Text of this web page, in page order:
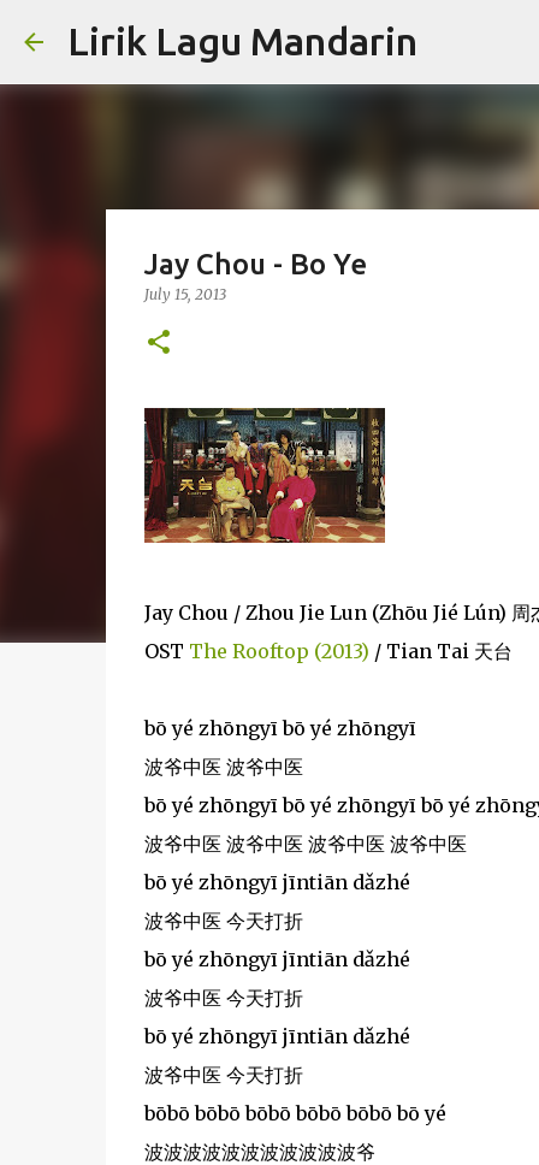
Lirik Lagu Mandarin
Jay Chou - Bo Ye
July 15, 2013
Jay Chou / Zhou Jie Lun (Zhōu Jié Lún) 周
OST The Rooftop (2013) / Tian Tai 天台
bō yé zhōngyī bō yé zhōngyī
波爷中医 波爷中医
bō yé zhōngyī bō yé zhōngyī bō yé
波爷中医 波爷中医 波爷中医 波爷中医
bō yé zhōngyī jīntiān dǎzhé
波爷中医 今天打折
bō yé zhōngyī jīntiān dǎzhé
波爷中医 今天打折
bō yé zhōngyī jīntiān dǎzhé
波爷中医 今天打折
bōbō bōbō bōbō bōbō bōbō bō yé
波波波波波波波波波波波爷